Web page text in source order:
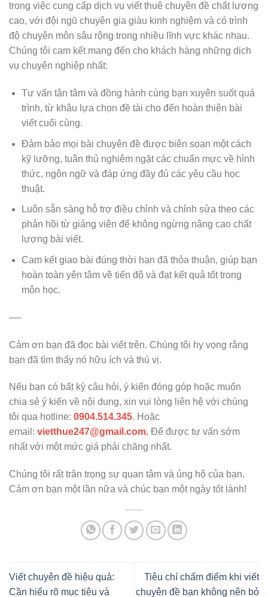
trong việc cung cấp dịch vụ viết thuê chuyên đề chất lượng
cao, với đội ngũ chuyên gia giàu kinh nghiệm và có trình
độ chuyên môn sâu rộng trong nhiều lĩnh vực khác nhau.
Chúng tôi cam kết mang đến cho khách hàng những dịch
vụ chuyên nghiệp nhất:
Tư vấn tận tâm và đồng hành cùng bạn xuyên suốt quá
trình, từ khâu lựa chọn đề tài cho đến hoàn thiện bài
viết cuối cùng.
Đảm bảo mọi bài chuyên đề được biên soạn một cách
kỹ lưỡng, tuân thủ nghiêm ngặt các chuẩn mực về hình
thức, ngôn ngữ và đáp ứng đầy đủ các yêu cầu học
thuật.
Luôn sẵn sàng hỗ trợ điều chỉnh và chỉnh sửa theo các
phản hồi từ giảng viên để không ngừng nâng cao chất
lượng bài viết.
Cam kết giao bài đúng thời hạn đã thỏa thuận, giúp bạn
hoàn toàn yên tâm về tiến độ và đạt kết quả tốt trong
môn học.
—-
Cảm ơn bạn đã đọc bài viết trên. Chúng tôi hy vọng rằng
bạn đã tìm thấy nó hữu ích và thú vị.
Nếu bạn có bất kỳ câu hỏi, ý kiến đóng góp hoặc muốn
chia sẻ ý kiến về nội dung, xin vui lòng liên hệ với chúng
tôi qua hotline: 0904.514.345. Hoặc
email: vietthue247@gmail.com. Để được tư vấn sớm
nhất với một mức giá phải chăng nhất.
Chúng tôi rất trân trọng sự quan tâm và ủng hộ của bạn.
Cảm ơn bạn một lần nữa và chúc bạn một ngày tốt lành!
Viết chuyên đề hiệu quả:
Cần hiểu rõ mục tiêu và
Tiêu chí chấm điểm khi viết
chuyên đề bạn không nên bỏ